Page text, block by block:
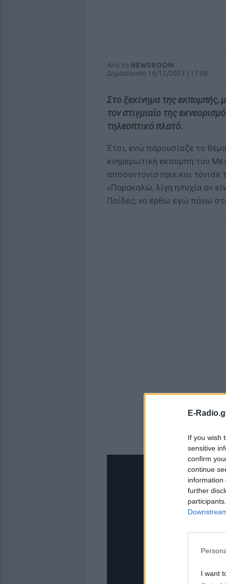
E-
If you wish
sensitive
confirm
continue
information
further
I want
Από το NEWSROOM
Δημοσίευση 16/12/2023 | 17:08
Στο ξεκίνημα της εκπομπής,
τον στιγμιαίο της
τηλεοπτικό πλατό.
Έτσι, ενώ παρουσίαζε το
ενημερωτική εκπομπή του
αποσυντονίστηκε και τόνισε
«Παρακαλώ, λίγη ησυχία αν
Παίδες, να έρθω εγώ πάνω